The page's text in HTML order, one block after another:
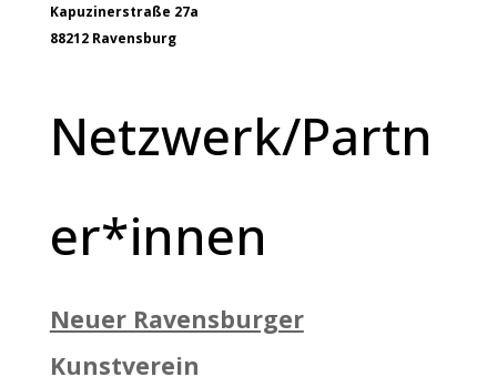
Kapuzinerstraße 27a
88212 Ravensburg
Netzwerk/Partn
er*innen
Neuer Ravensburger
Kunstverein